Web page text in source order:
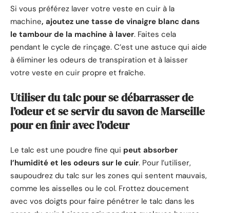
Si vous préférez laver votre veste en cuir à la
machine, ajoutez une tasse de vinaigre blanc dans
le tambour de la machine à laver. Faites cela
pendant le cycle de rinçage. C’est une astuce qui aide
à éliminer les odeurs de transpiration et à laisser
votre veste en cuir propre et fraîche.
Utiliser du talc pour se débarrasser de
l’odeur et se servir du savon de Marseille
pour en finir avec l’odeur
Le talc est une poudre fine qui peut absorber
l’humidité et les odeurs sur le cuir. Pour l’utiliser,
saupoudrez du talc sur les zones qui sentent mauvais,
comme les aisselles ou le col. Frottez doucement
avec vos doigts pour faire pénétrer le talc dans les